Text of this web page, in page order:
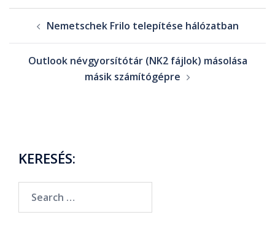
Nemetschek Frilo telepítése hálózatban
Outlook névgyorsítótár (NK2 fájlok) másolása
másik számítógépre
KERESÉS: